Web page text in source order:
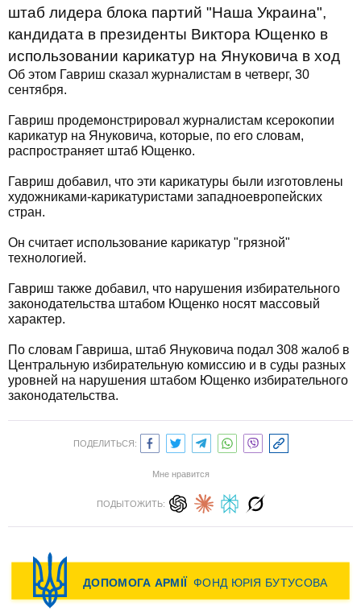
штаб лидера блока партий "Наша Украина",
кандидата в президенты Виктора Ющенко в
использовании карикатур на Януковича в ход
Об этом Гавриш сказал журналистам в четверг, 30
сентября.
Гавриш продемонстрировал журналистам ксерокопии
карикатур на Януковича, которые, по его словам,
распространяет штаб Ющенко.
Гавриш добавил, что эти карикатуры были изготовлены
художниками-карикатуристами западноевропейских
стран.
Он считает использование карикатур "грязной"
технологией.
Гавриш также добавил, что нарушения избирательного
законодательства штабом Ющенко носят массовый
характер.
По словам Гавриша, штаб Януковича подал 308 жалоб в
Центральную избирательную комиссию и в суды разных
уровней на нарушения штабом Ющенко избирательного
законодательства.
ПОДЕЛИТЬСЯ:
Мне нравится
ПОДЫТОЖИТЬ: